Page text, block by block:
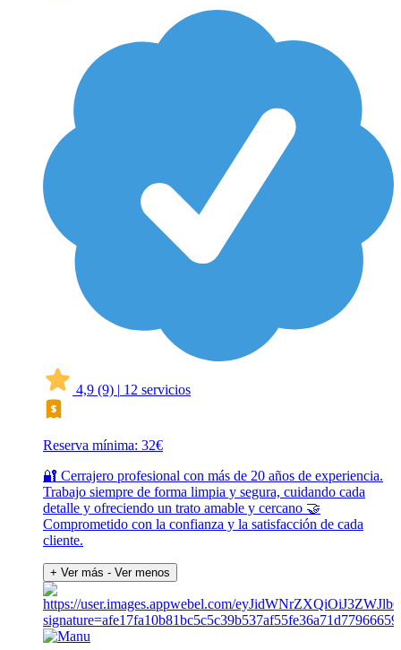
4,9 (9) | 12 servicios
Reserva mínima: 32€
🔐 Cerrajero profesional con más de 20 años de experiencia.
Trabajo siempre de forma limpia y segura, cuidando cada
detalle y ofreciendo un trato amable y cercano 🤝
Comprometido con la confianza y la satisfacción de cada
cliente.
+ Ver más - Ver menos